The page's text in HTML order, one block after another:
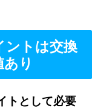
ントは交換
り
トとして必要